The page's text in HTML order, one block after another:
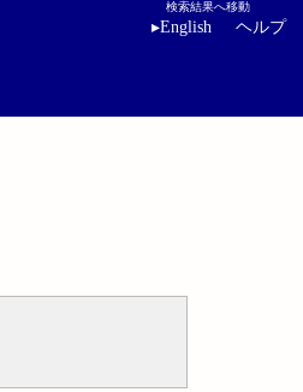
検索結果へ移動
▸English ヘルプ